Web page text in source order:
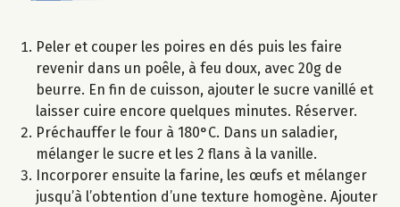
Peler et couper les poires en dés puis les faire
revenir dans un poêle, à feu doux, avec 20g de
beurre. En fin de cuisson, ajouter le sucre vanillé et
laisser cuire encore quelques minutes. Réserver.
Préchauffer le four à 180°C. Dans un saladier,
mélanger le sucre et les 2 flans à la vanille.
Incorporer ensuite la farine, les œufs et mélanger
jusqu’à l’obtention d’une texture homogène. Ajouter